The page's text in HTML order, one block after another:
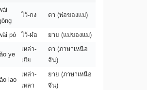
ไว้-กง ตา (พ่อของแม่)
pó ไว้-ผ๋อ ยาย (แม่ของแม่)
lǎo ye
เหล่า-
เยีย
ตา (ภาษาเหนือ
จีน)
lǎo lao
เหล่า-
เหลา
ยาย (ภาษาเหนือ
จีน)